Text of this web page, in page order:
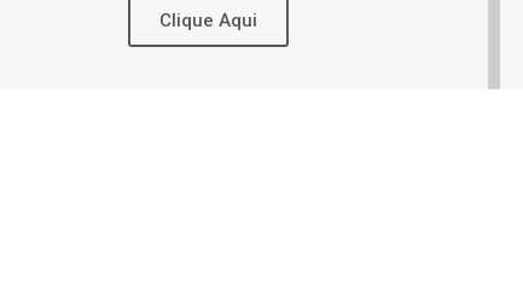
Clique Aqui